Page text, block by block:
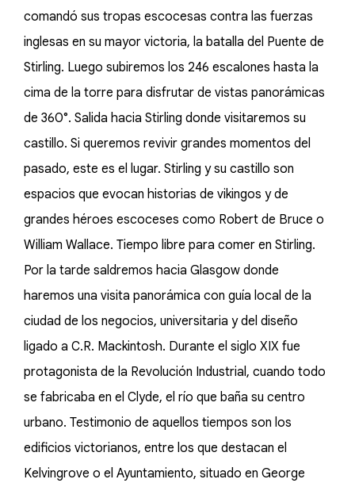
comandó sus tropas escocesas contra las fuerzas
inglesas en su mayor victoria, la batalla del Puente de
Stirling. Luego subiremos los 246 escalones hasta la
cima de la torre para disfrutar de vistas panorámicas
de 360°. Salida hacia Stirling donde visitaremos su
castillo. Si queremos revivir grandes momentos del
pasado, este es el lugar. Stirling y su castillo son
espacios que evocan historias de vikingos y de
grandes héroes escoceses como Robert de Bruce o
William Wallace. Tiempo libre para comer en Stirling.
Por la tarde saldremos hacia Glasgow donde
haremos una visita panorámica con guía local de la
ciudad de los negocios, universitaria y del diseño
ligado a C.R. Mackintosh. Durante el siglo XIX fue
protagonista de la Revolución Industrial, cuando todo
se fabricaba en el Clyde, el río que baña su centro
urbano. Testimonio de aquellos tiempos son los
edificios victorianos, entre los que destacan el
Kelvingrove o el Ayuntamiento, situado en George